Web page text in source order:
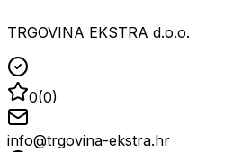
TRGOVINA EKSTRA d.o.o.
0(0)
info@trgovina-ekstra.hr